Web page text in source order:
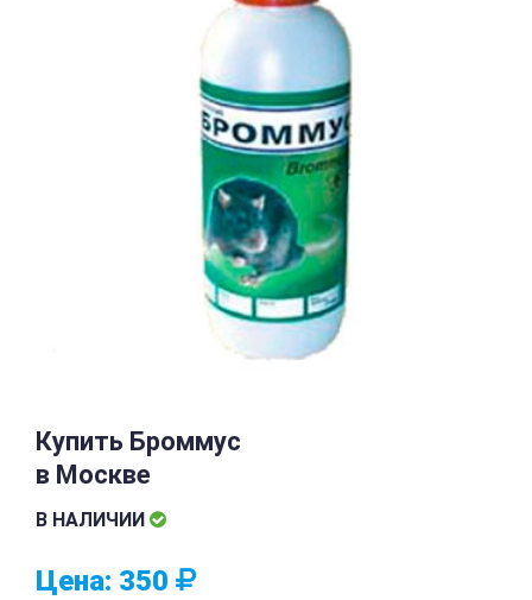
Купить Броммус
в Москве
В НАЛИЧИИ
Цена: 350